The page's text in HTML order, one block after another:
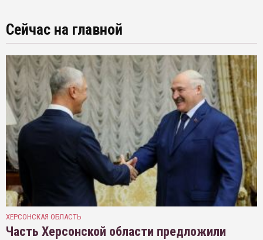
Сейчас на главной
ХЕРСОНСКАЯ ОБЛАСТЬ
Часть Херсонской области предложили